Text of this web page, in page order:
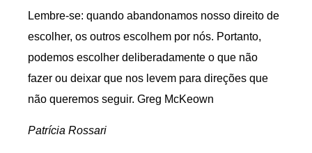
Lembre-se: quando abandonamos nosso direito de
escolher, os outros escolhem por nós. Portanto,
podemos escolher deliberadamente o que não
fazer ou deixar que nos levem para direções que
não queremos seguir. Greg McKeown
Patrícia Rossari